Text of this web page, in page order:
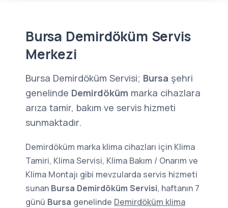
Bursa Demirdöküm Servis
Merkezi
Bursa Demirdöküm Servisi; Bursa şehri
genelinde Demirdöküm marka cihazlara
arıza tamir, bakım ve servis hizmeti
sunmaktadır.
Demirdöküm marka klima cihazları için Klima
Tamiri, Klima Servisi, Klima Bakım / Onarım ve
Klima Montajı gibi mevzularda servis hizmeti
sunan Bursa Demirdöküm Servisi, haftanın 7
günü Bursa genelinde Demirdöküm klima